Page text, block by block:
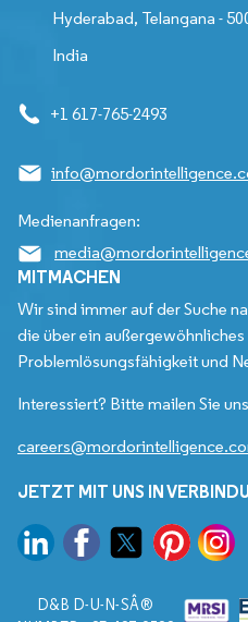
Hyderabad, Telangana -
India
+1 617-765-2493
Medienanfragen:
MITMACHEN
Wir sind immer auf der Suche
die über ein
Problemlösungsfähigkeit und
Interessiert? Bitte mailen Sie
JETZT MIT UNS IN
D&B D-U-N-SÂ®